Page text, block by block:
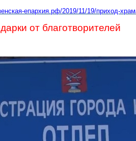
епархия.рф/2019/11/19/приход-
от благотворителей